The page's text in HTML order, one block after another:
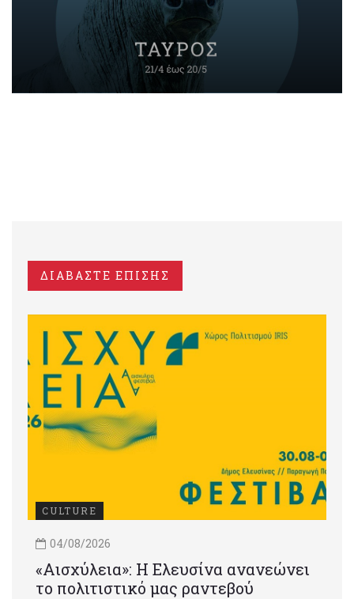
ΔΙΑΒΑΣΤΕ ΕΠΙΣΗΣ
CULTURE
04/08/2026
«Αισχύλεια»: Η Ελευσίνα ανανεώνει
το πολιτιστικό μας ραντεβού